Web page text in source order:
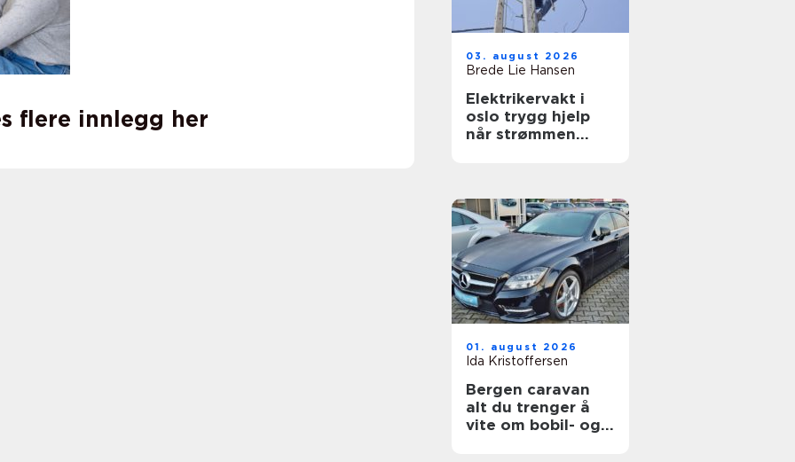
flere innlegg her
03. august 2026
Brede Lie Hansen
Elektrikervakt i
oslo trygg hjelp
når strømmen
01. august 2026
Ida Kristoffersen
Bergen caravan
alt du trenger å
vite om bobil- og